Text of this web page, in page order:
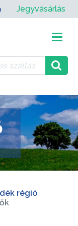
Jegyvásárlás
régió